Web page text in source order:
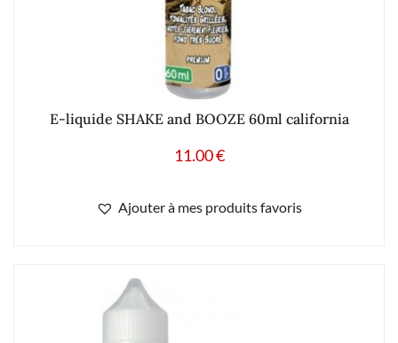
E-liquide SHAKE and BOOZE 60ml california
11.00€
Ajouter à mes produits favoris